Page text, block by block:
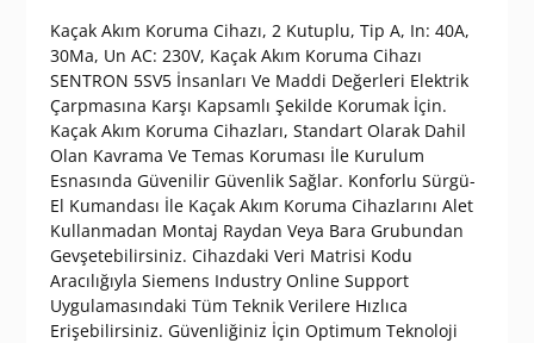
Kaçak Akım Koruma Cihazı, 2 Kutuplu, Tip A, In: 40A,
30Ma, Un AC: 230V, Kaçak Akım Koruma Cihazı
SENTRON 5SV5 İnsanları Ve Maddi Değerleri Elektrik
Çarpmasına Karşı Kapsamlı Şekilde Korumak İçin.
Kaçak Akım Koruma Cihazları, Standart Olarak Dahil
Olan Kavrama Ve Temas Koruması İle Kurulum
Esnasında Güvenilir Güvenlik Sağlar. Konforlu Sürgü-
El Kumandası İle Kaçak Akım Koruma Cihazlarını Alet
Kullanmadan Montaj Raydan Veya Bara Grubundan
Gevşetebilirsiniz. Cihazdaki Veri Matrisi Kodu
Aracılığıyla Siemens Industry Online Support
Uygulamasındaki Tüm Teknik Verilere Hızlıca
Erişebilirsiniz. Güvenliğiniz İçin Optimum Teknoloji